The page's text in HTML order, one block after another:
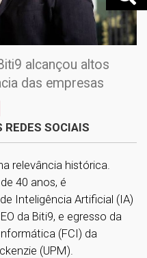
alcançou altos
das empresas
REDES SOCIAIS
relevância histórica.
40 anos, é
Inteligência Artificial (IA)
da Biti9, e egresso da
(FCI) da
(UPM).